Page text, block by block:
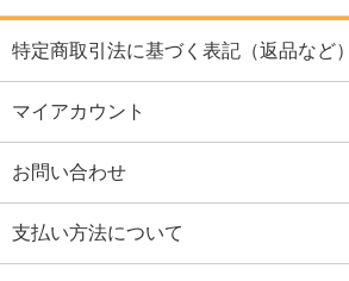
特定商取引法に基づく表記（返品など）
マイアカウント
お問い合わせ
支払い方法について